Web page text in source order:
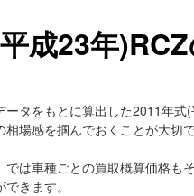
成23年
ータをもとに算出した2011年
相場感を掴んでおくことが大
では車種ごとの買取概算価格
きます。